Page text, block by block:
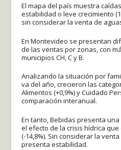
El mapa del país muestra
estabilidad o leve crecimiento
sin considerar la venta de
En Montevideo se presentan
de las ventas por zonas, con
municipios CH, C y B.
Analizando la situación por
va del año, crecieron las
Alimentos (+0,9%) y Cuidado
comparación interanual.
En tanto, Bebidas presenta
el efecto de la crisis hídrica que
(-14,8%). Sin considerar la
presenta estabilidad.